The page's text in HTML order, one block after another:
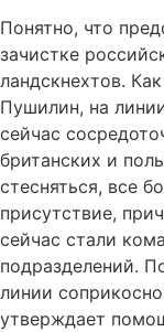
Понятно, что
зачистке
ландскнехтов.
Пушилин, на
сейчас
британских и
стесняться, все
присутствие,
сейчас стали
подразделений.
линии
утверждает